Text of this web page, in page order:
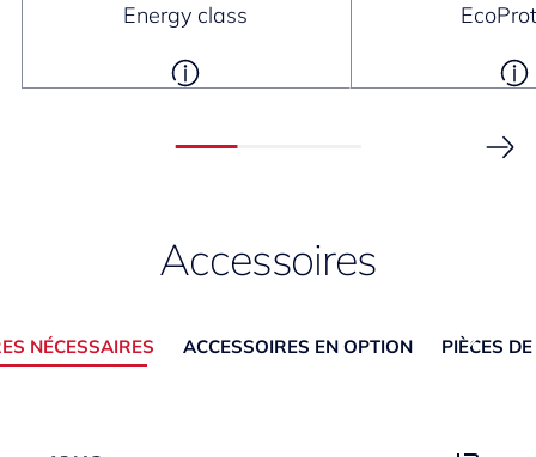
Energy class
Accessoires
NÉCESSAIRES ACCESSOIRES EN OPTION PIÈCES